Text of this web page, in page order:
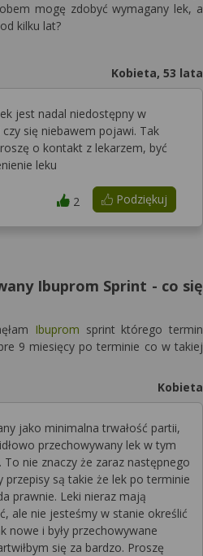
mogę zdobyć wymagany lek, a
kilku lat?
Kobieta, 53 lata
jest nadal niedostępny w
się niebawem pojawi. Tak
o kontakt z lekarzem, być
leku
Podziękuj
2
Ibuprom Sprint - co się
Ibuprom sprint którego termin
9 miesięcy po terminie co w takiej
Kobieta
jako minimalna trwałość partii,
przechowywany lek w tym
To nie znaczy że zaraz następnego
są takie że lek po terminie
prawnie. Leki nieraz mają
ale nie jesteśmy w stanie określić
nowe i były przechowywane
się za bardzo. Proszę